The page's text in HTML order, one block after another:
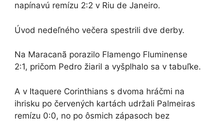
napínavú remízu 2:2 v Riu de Janeiro.
Úvod nedeľného večera spestrili dve derby.
Na Maracanã porazilo Flamengo Fluminense
2:1, pričom Pedro žiaril a vyšplhalo sa v tabuľke.
A v Itaquere Corinthians s dvoma hráčmi na
ihrisku po červených kartách udržali Palmeiras
remízu 0:0, no po ôsmich zápasoch bez